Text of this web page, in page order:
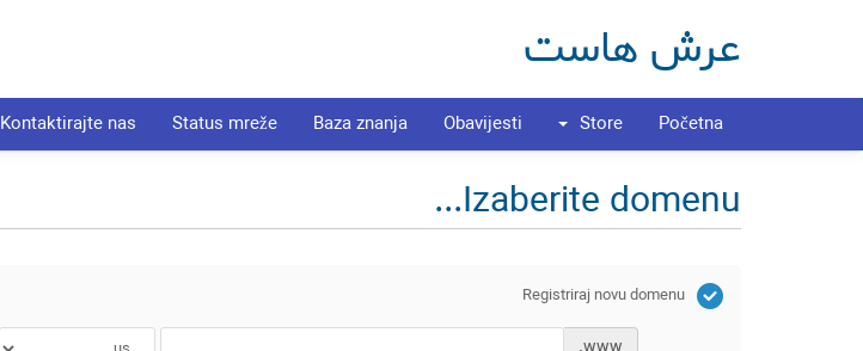
عرش هاست
Početna
Store
Obavijesti
Baza znanja
Status mreže
Kontaktirajte nas
Izaberite domenu...
Registriraj novu domenu